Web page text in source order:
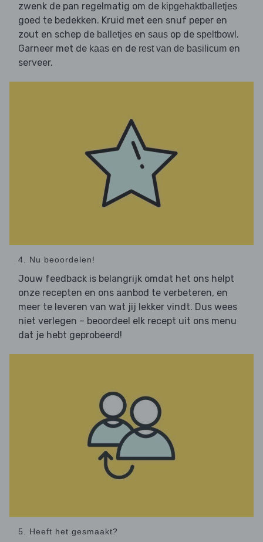
zwenk de pan regelmatig om de kipgehaktballetjes
goed te bedekken. Kruid met een snuf peper en
zout en schep de balletjes en saus op de speltbowl .
Garneer met de kaas en de rest van de basilicum en
serveer.
4. Nu beoordelen!
Jouw feedback is belangrijk omdat het ons helpt
onze recepten en ons aanbod te verbeteren, en
meer te leveren van wat jij lekker vindt. Dus wees
niet verlegen – beoordeel elk recept uit ons menu
dat je hebt geprobeerd!
5. Heeft het gesmaakt?